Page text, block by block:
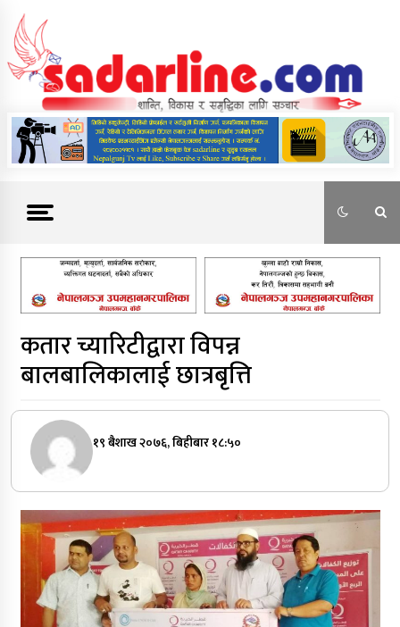
content
News For Nepal
कतार च्यारिटीद्वारा विपन्न
बालबालिकालाई छात्रबृत्ति
१९ बैशाख २०७६, बिहीबार १८:५०